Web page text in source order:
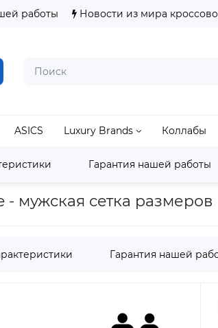
работы Новости из мира
ASICS Luxury Brands Коллабы
Гарантия нашей работы
Air Jordan Jordan 1 Air Jordan 1
- мужская сетка размеров
Гарантия нашей